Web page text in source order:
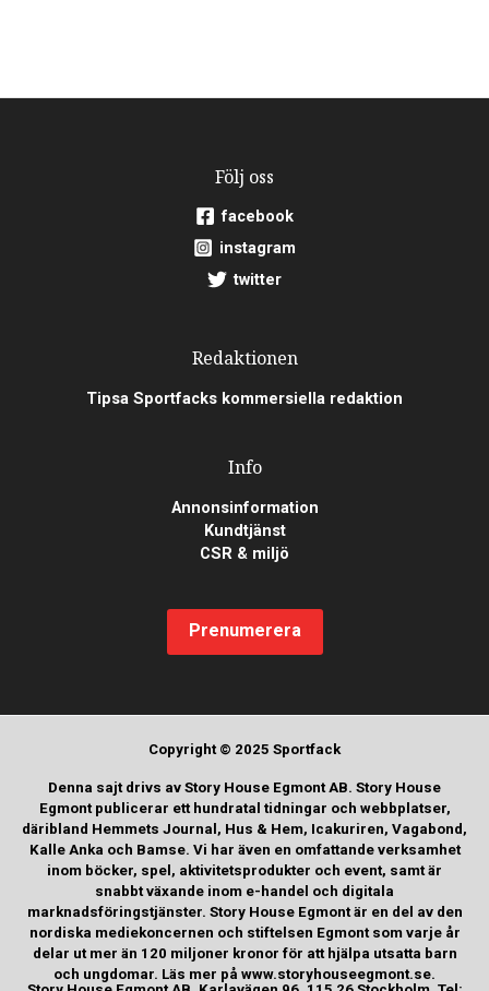
Följ oss
facebook
instagram
twitter
Redaktionen
Tipsa Sportfacks kommersiella redaktion
Info
Annonsinformation
Kundtjänst
CSR & miljö
Prenumerera
Copyright © 2025 Sportfack
Denna sajt drivs av Story House Egmont AB. Story House
Egmont publicerar ett hundratal tidningar och webbplatser,
däribland Hemmets Journal, Hus & Hem, Icakuriren, Vagabond,
Kalle Anka och Bamse. Vi har även en omfattande verksamhet
inom böcker, spel, aktivitetsprodukter och event, samt är
snabbt växande inom e-handel och digitala
marknadsföringstjänster. Story House Egmont är en del av den
nordiska mediekoncernen och stiftelsen Egmont som varje år
delar ut mer än 120 miljoner kronor för att hjälpa utsatta barn
och ungdomar. Läs mer på www.storyhouseegmont.se.